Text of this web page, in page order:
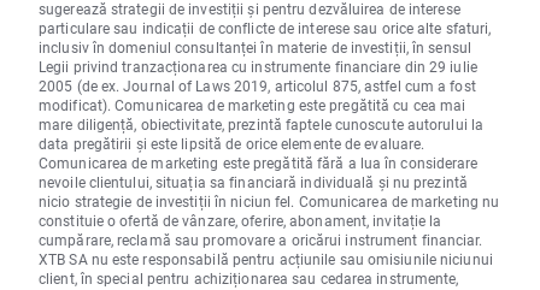
sugerează strategii de investiții și pentru dezvăluirea de interese
particulare sau indicații de conflicte de interese sau orice alte sfaturi,
inclusiv în domeniul consultanței în materie de investiții, în sensul
Legii privind tranzacționarea cu instrumente financiare din 29 iulie
2005 (de ex. Journal of Laws 2019, articolul 875, astfel cum a fost
modificat). Comunicarea de marketing este pregătită cu cea mai
mare diligență, obiectivitate, prezintă faptele cunoscute autorului la
data pregătirii și este lipsită de orice elemente de evaluare.
Comunicarea de marketing este pregătită fără a lua în considerare
nevoile clientului, situația sa financiară individuală și nu prezintă
nicio strategie de investiții în niciun fel. Comunicarea de marketing nu
constituie o ofertă de vânzare, oferire, abonament, invitație la
cumpărare, reclamă sau promovare a oricărui instrument financiar.
XTB SA nu este responsabilă pentru acțiunile sau omisiunile niciunui
client, în special pentru achiziționarea sau cedarea instrumente,